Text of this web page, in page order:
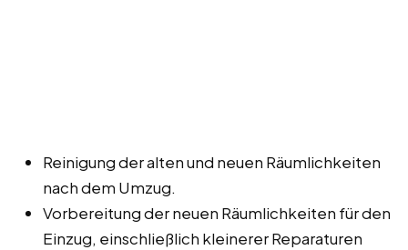
Reinigung der alten und neuen Räumlichkeiten
nach dem Umzug.
Vorbereitung der neuen Räumlichkeiten für den
Einzug, einschließlich kleinerer Reparaturen